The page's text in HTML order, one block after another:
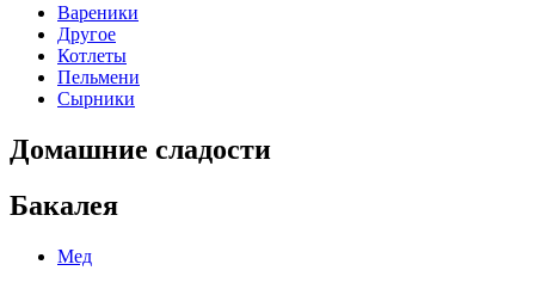
Вареники
Другое
Котлеты
Пельмени
Сырники
Домашние сладости
Бакалея
Мед